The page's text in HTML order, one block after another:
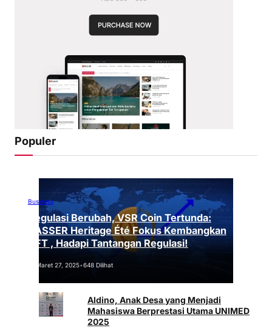
Populer
Business
Regulasi Berubah, VSR Coin Tertunda:
VASSER Heritage Été Fokus Kembangkan
NFT , Hadapi Tantangan Regulasi!
Maret 27, 2025•648 Dilihat
Aldino, Anak Desa yang Menjadi
Mahasiswa Berprestasi Utama UNIMED
2025